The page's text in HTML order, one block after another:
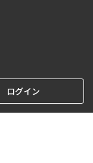
ログイン